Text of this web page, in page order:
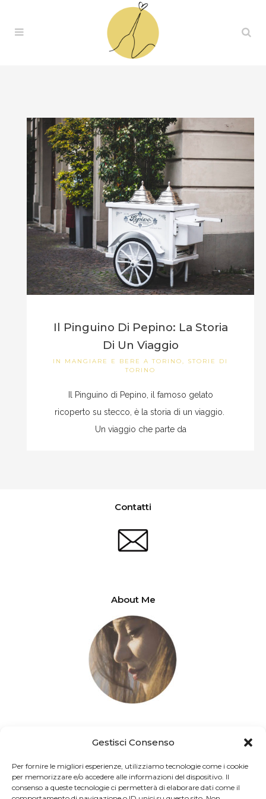
Gestisci Consenso
Per fornire le migliori esperienze, utilizziamo tecnologie come i cookie
per memorizzare e/o accedere alle informazioni del dispositivo. Il
consenso a queste tecnologie ci permetterà di elaborare dati come il
Il Pinguino Di Pepino: La Storia
Di Un Viaggio
IN MANGIARE E BERE A TORINO, STORIE DI
TORINO
Il Pinguino di Pepino, il famoso gelato
ricoperto su stecco, è la storia di un viaggio.
Un viaggio che parte da
Contatti
About Me